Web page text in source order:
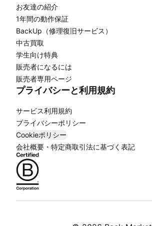
お友達の紹介
1年間の動作保証
BackUp（修理復旧サービス）
中古買取
学生向け特典
販売者になるには
販売者専用ページ
プライバシーと利用規約
サービス利用規約
プライバシーポリシー
Cookieポリシー
会社概要・特定商取引法に基づく表記